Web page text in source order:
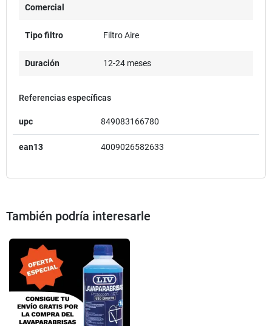
Comercial
Tipo filtro Filtro Aire
Duración 12-24 meses
Referencias específicas
upc 849083166780
ean13 4009026582633
También podría interesarle